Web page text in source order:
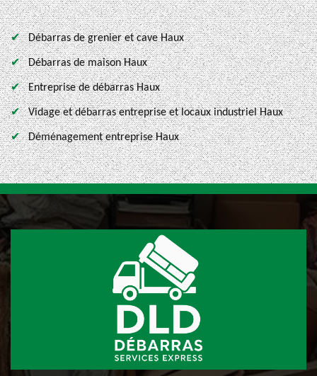
Débarras de grenier et cave Haux
Débarras de maison Haux
Entreprise de débarras Haux
Vidage et débarras entreprise et locaux industriel Haux
Déménagement entreprise Haux